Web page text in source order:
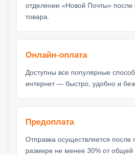
отделении «Новой Почты» после
товара.
Онлайн-оплата
Доступны все популярные
интернет — быстро, удобно и
Предоплата
Отправка осуществляется после
размере не менее 30% от общей